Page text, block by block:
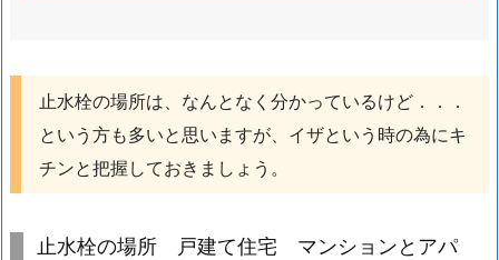
場
所
戸
住
止水栓の場所は、なんとなく分かっているけど．．．
という方も多いと思いますが、イザという時の為にキ
チンと把握しておきましょう。
止水栓の場所 戸建て住宅 マンションとアパ